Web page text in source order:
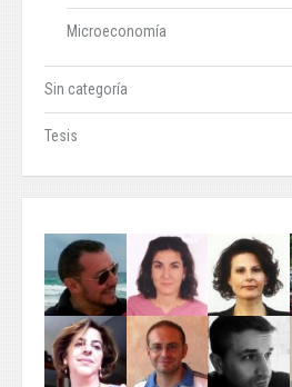
Microeconomía
Sin categoría
Tesis